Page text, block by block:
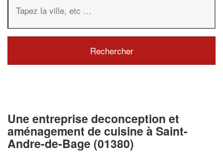
Une entreprise deconception et
aménagement de cuisine à Saint-
Andre-de-Bage (01380)
Augmentez votrechiffre
vosmarges tout en gagnant
nouveaux clients